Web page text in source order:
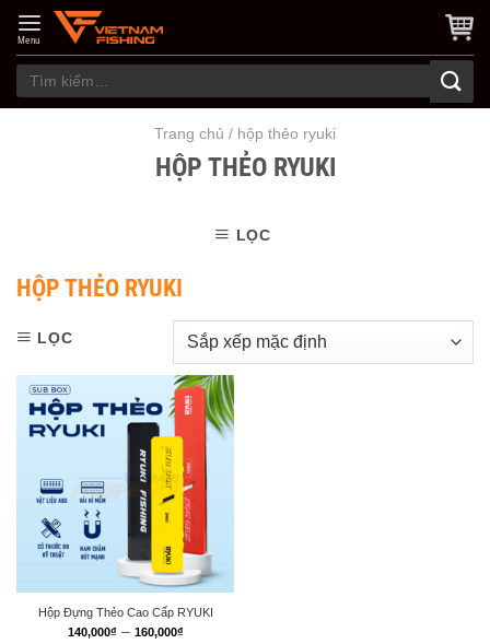
content
Menu
Tìm
kiếm:
Trang chủ / hộp thẻo ryuki
HỘP THẺO RYUKI
LỌC
HỘP THẺO RYUKI
LỌC
Hộp Đựng Thẻo Cao Cấp RYUKI
140,000₫ – 160,000₫Khoảng